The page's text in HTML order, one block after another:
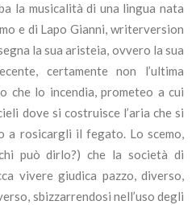
la musicalità di una lingua nata
e di Lapo Gianni, writerversion
la sua aristeia, ovvero la sua
certamente non l’ultima
che lo incendia, prometeo a cui
dove si costruisce l’aria che si
a rosicargli il fegato. Lo scemo,
può dirlo?) che la società di
vivere giudica pazzo, diverso,
sbizzarrendosi nell’uso degli